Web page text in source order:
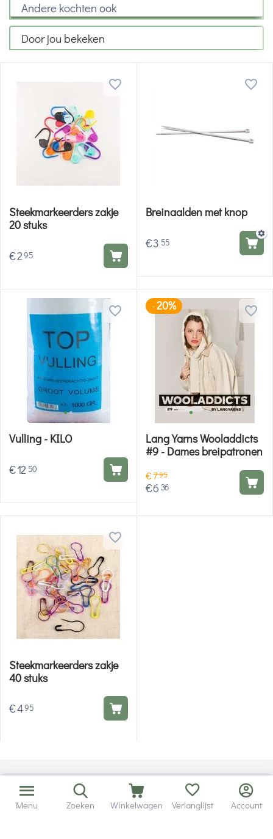
Andere kochten ook
Door jou bekeken
Steekmarkeerders zakje
20 stuks
€295
Breinaalden met knop
€3 55
Vulling - KILO
€12 50
-20%
Lang Yarns Wooladdicts
#9 - Dames breipatronen
€795
€6 36
Steekmarkeerders zakje
40 stuks
€495
Menu Zoeken Winkelwagen Verlanglijst Account